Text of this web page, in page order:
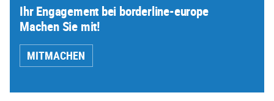
Ihr Engagement bei borderline-europe
Machen Sie mit!
MITMACHEN